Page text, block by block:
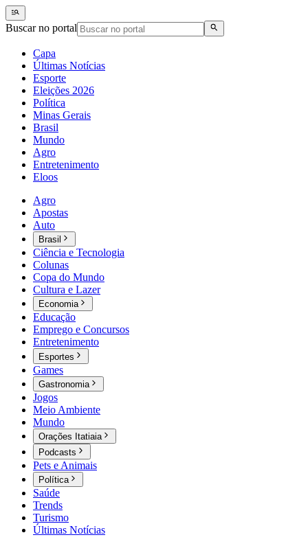
Buscar no portal
Capa
Últimas Notícias
Esporte
Eleições 2026
Política
Minas Gerais
Brasil
Mundo
Agro
Entretenimento
Eloos
Agro
Apostas
Auto
Brasil
Ciência e Tecnologia
Colunas
Copa do Mundo
Cultura e Lazer
Economia
Educação
Emprego e Concursos
Entretenimento
Esportes
Games
Gastronomia
Jogos
Meio Ambiente
Mundo
Orações Itatiaia
Podcasts
Pets e Animais
Política
Saúde
Trends
Turismo
Últimas Notícias